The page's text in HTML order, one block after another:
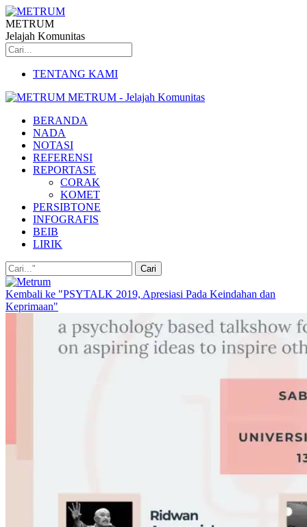
METRUM
Jelajah Komunitas
TENTANG KAMI
METRUM - Jelajah Komunitas
BERANDA
NADA
NOTASI
REFERENSI
REPORTASE
CORAK
KOMET
PERSIBTONE
INFOGRAFIS
BEIB
LIRIK
Kembali ke "PSYTALK 2019, Apresiasi Pada Keindahan dan
Keprimaan"